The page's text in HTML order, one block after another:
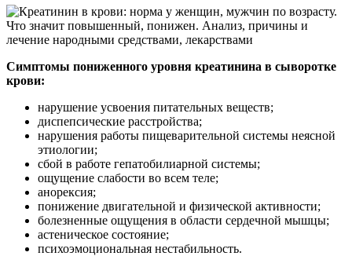
Симптомы пониженного уровня креатинина в сыворотке
крови:
нарушение усвоения питательных веществ;
диспепсические расстройства;
нарушения работы пищеварительной системы неясной
этиологии;
сбой в работе гепатобилиарной системы;
ощущение слабости во всем теле;
анорексия;
понижение двигательной и физической активности;
болезненные ощущения в области сердечной мышцы;
астеническое состояние;
психоэмоциональная нестабильность.